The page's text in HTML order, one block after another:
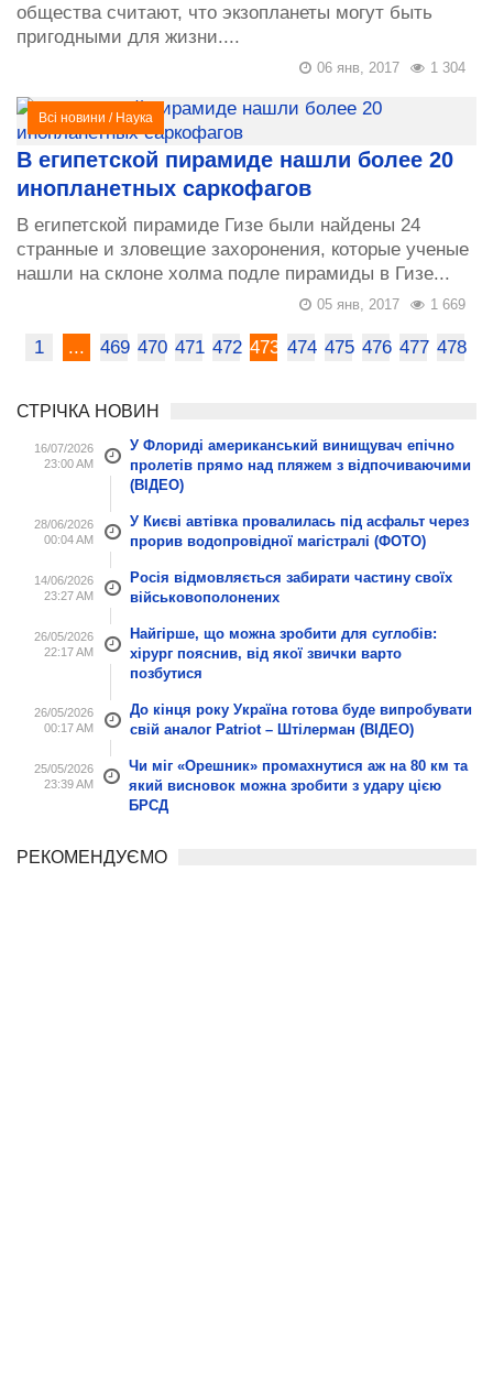
общества считают, что экзопланеты могут быть
пригодными для жизни....
1 304
06 янв, 2017
Всі новини / Наука
В египетской пирамиде нашли более 20
инопланетных саркофагов
В египетской пирамиде Гизе были найдены 24
странные и зловещие захоронения, которые ученые
нашли на склоне холма подле пирамиды в Гизе...
1 669
05 янв, 2017
1 ... 469 470 471 472 473 474 475 476 477 478
СТРІЧКА НОВИН
16/07/2026
23:00 AM
У Флориді американський винищувач епічно
пролетів прямо над пляжем з відпочиваючими
(ВІДЕО)
28/06/2026
00:04 AM
У Києві автівка провалилась під асфальт через
прорив водопровідної магістралі (ФОТО)
14/06/2026
23:27 AM
Росія відмовляється забирати частину своїх
військовополонених
26/05/2026
22:17 AM
Найгірше, що можна зробити для суглобів:
хірург пояснив, від якої звички варто
позбутися
26/05/2026
00:17 AM
До кінця року Україна готова буде випробувати
свій аналог Patriot – Штілерман (ВІДЕО)
25/05/2026
23:39 AM
Чи міг «Орешник» промахнутися аж на 80 км та
який висновок можна зробити з удару цією
БРСД
РЕКОМЕНДУЄМО